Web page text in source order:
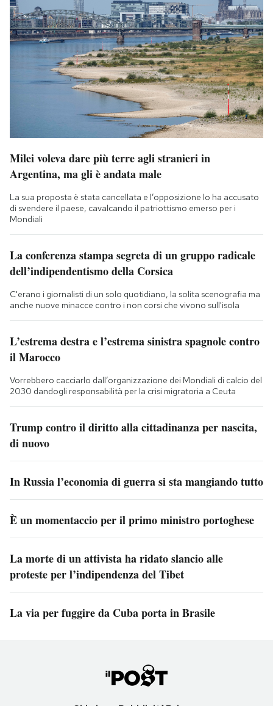
Milei voleva dare più terre agli stranieri in
Argentina, ma gli è andata male
La sua proposta è stata cancellata e l’opposizione lo ha accusato
di svendere il paese, cavalcando il patriottismo emerso per i
Mondiali
La conferenza stampa segreta di un gruppo radicale
dell’indipendentismo della Corsica
C'erano i giornalisti di un solo quotidiano, la solita scenografia ma
anche nuove minacce contro i non corsi che vivono sull'isola
L’estrema destra e l’estrema sinistra spagnole contro
il Marocco
Vorrebbero cacciarlo dall’organizzazione dei Mondiali di calcio del
2030 dandogli responsabilità per la crisi migratoria a Ceuta
Trump contro il diritto alla cittadinanza per nascita,
di nuovo
In Russia l’economia di guerra si sta mangiando tutto
È un momentaccio per il primo ministro portoghese
La morte di un attivista ha ridato slancio alle
proteste per l’indipendenza del Tibet
La via per fuggire da Cuba porta in Brasile